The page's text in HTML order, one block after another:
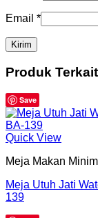
Email *
Produk Terkait
Save
Quick View
Meja Makan
Meja Utuh Jati
139